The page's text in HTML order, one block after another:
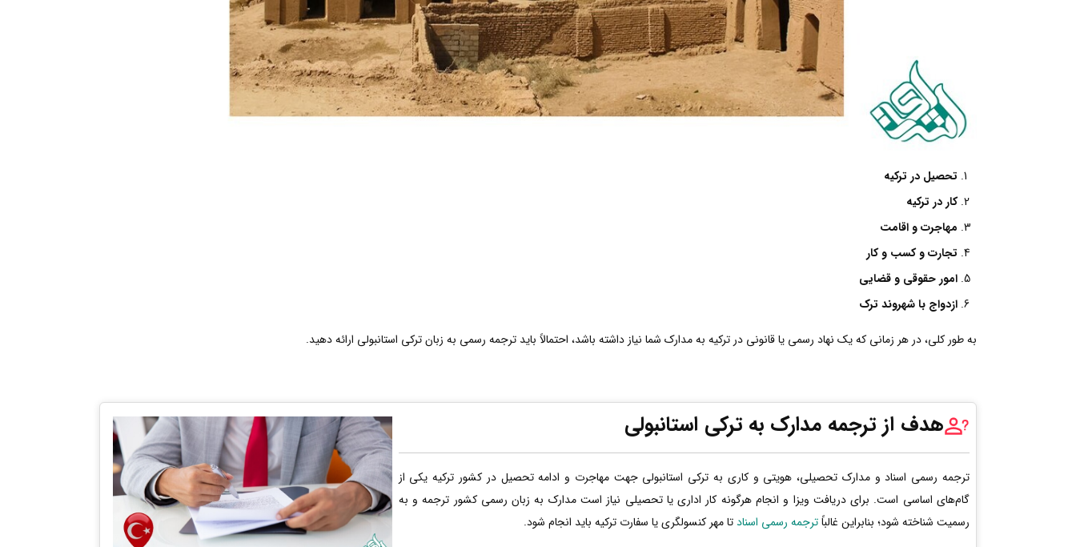
تحصیل در ترکیه
کار در ترکیه
مهاجرت و اقامت
تجارت و کسب و کار
امور حقوقی و قضایی
ازدواج با شهروند ترک
به طور کلی، در هر زمانی که یک نهاد رسمی یا قانونی در ترکیه به مدارک شما نیاز داشته باشد، احتمالاً باید ترجمه رسمی به زبان ترکی استانبولی ارائه دهید.
هدف از ترجمه مدارک به ترکی استانبولی
ترجمه رسمی اسناد و مدارک تحصیلی، هویتی و کاری به ترکی استانبولی جهت مهاجرت و ادامه تحصیل در کشور ترکیه یکی از
گام‌های اساسی است. برای دریافت ویزا و انجام هرگونه کار اداری یا تحصیلی نیاز است مدارک به زبان رسمی کشور ترجمه و به
رسمیت شناخته شود؛ بنابراین غالباًترجمه رسمی اسنادتا مهر کنسولگری یا سفارت ترکیه باید انجام شود.